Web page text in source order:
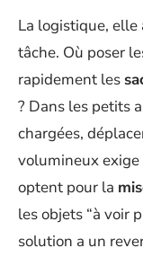
La logistique,
tâche. Où poser
rapidement les
? Dans les petits
chargées,
volumineux exige
optent pour la
les objets “à voir
solution a un